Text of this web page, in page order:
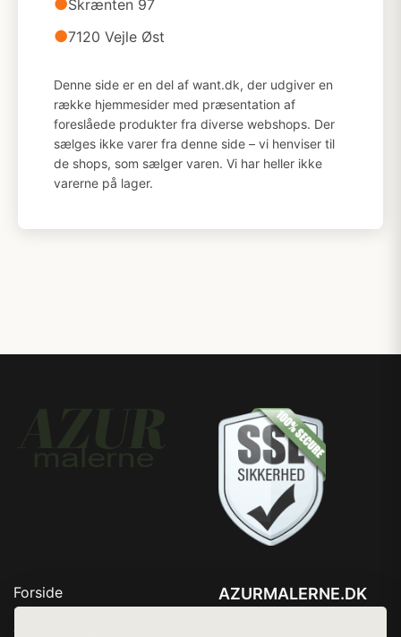
●Skrænten 97
●7120 Vejle Øst
Denne side er en del af want.dk, der udgiver en
række hjemmesider med præsentation af
foreslåede produkter fra diverse webshops. Der
sælges ikke varer fra denne side – vi henviser til
de shops, som sælger varen. Vi har heller ikke
varerne på lager.
Forside
Produkter
AZURMALERNE.DK